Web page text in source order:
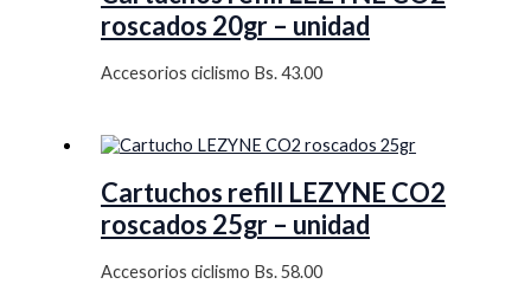
roscados 20gr – unidad
Accesorios ciclismo Bs.43.00
Cartuchos refill LEZYNE CO2
roscados 25gr – unidad
Accesorios ciclismo Bs.58.00